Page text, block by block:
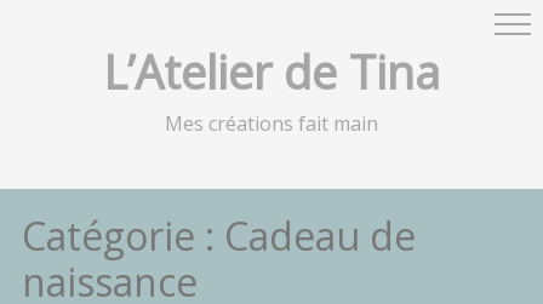
L’Atelier de Tina
Mes créations fait main
Catégorie : Cadeau de
naissance